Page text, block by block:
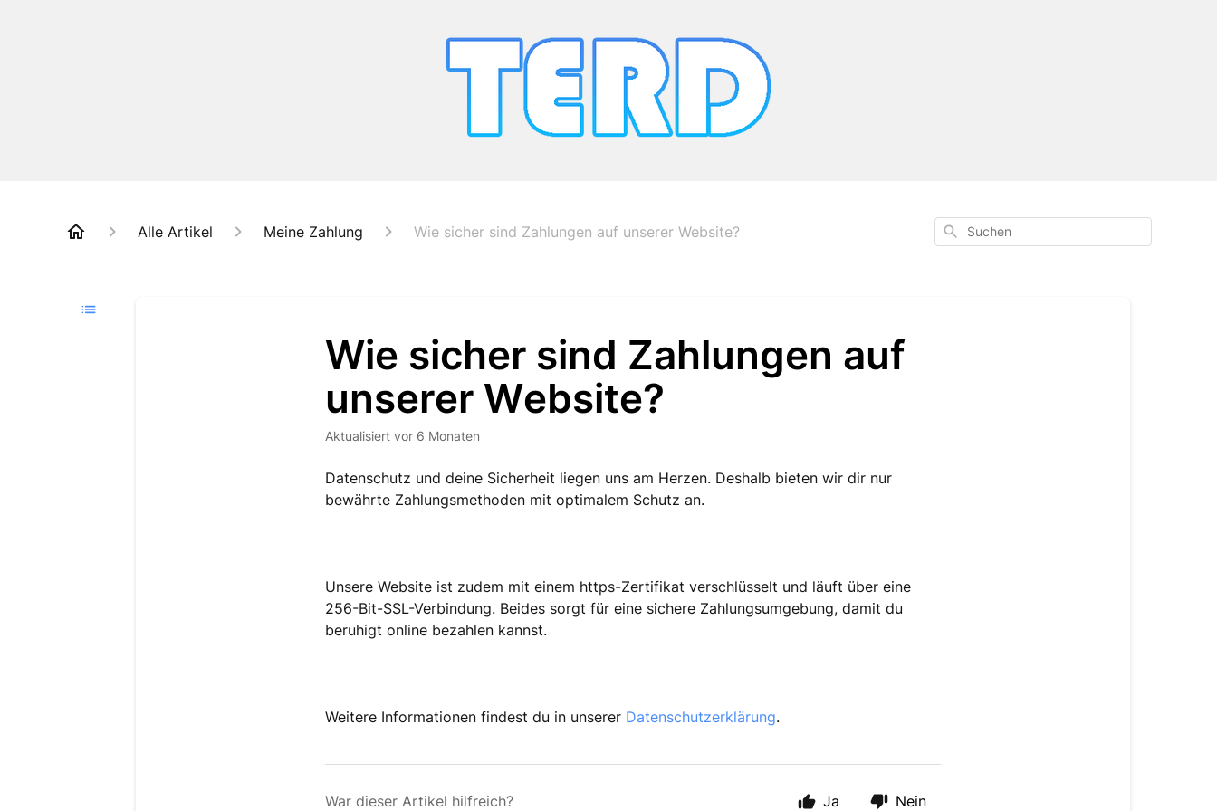
Alle Artikel Meine Zahlung Wie sicher sind Zahlungen auf unserer Website? Suchen
Wie sicher sind Zahlungen auf
unserer Website?
Aktualisiert vor 6 Monaten
Datenschutz und deine Sicherheit liegen uns am Herzen. Deshalb bieten wir dir nur
bewährte Zahlungsmethoden mit optimalem Schutz an.
Unsere Website ist zudem mit einem https-Zertifikat verschlüsselt und läuft über eine
256-Bit-SSL-Verbindung. Beides sorgt für eine sichere Zahlungsumgebung, damit du
beruhigt online bezahlen kannst.
Weitere Informationen findest du in unserer Datenschutzerklärung.
War dieser Artikel hilfreich? Ja Nein